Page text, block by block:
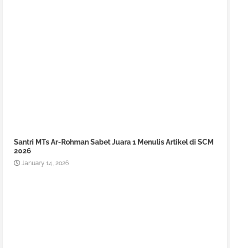
Santri MTs Ar-Rohman Sabet Juara 1 Menulis Artikel di SCM
2026
January 14, 2026